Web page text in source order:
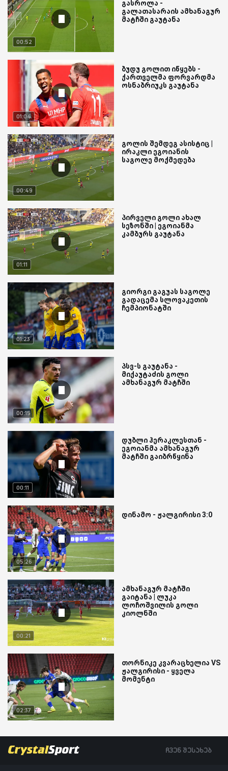
00:52
გასროლა -
გალათასარაის ამხანაგურ
მატჩში გაუტანა
01:04
ბუდუ გოლით იწყებს -
ქართველმა ფორვარდმა
ოსნაბრიუკს გაუტანა
00:49
გოლის შემდეგ ასისტიც |
ირაკლი ეგოიანის
საგოლე მოქმედება
01:11
პირველი გოლი ახალ
სეზონში | ეგოიანმა
კამბურს გაუტანა
01:23
გიორგი გაგუას საგოლე
გადაცემა სლოვაკეთის
ჩემპიონატში
00:15
პსვ-ს გაუტანა -
მიქაუტაძის გოლი
ამხანაგურ მატჩში
00:11
დუბლი ჰერაკლესთან -
ეგოიანმა ამხანაგურ
მატჩში გაიბრწყინა
05:26
დინამო - ჟალგირისი 3:0
00:21
ამხანაგურ მატჩში
გაიტანა | ლუკა
ლოჩოშვილის გოლი
კიოლნში
02:37
თორნიკე კვარაცხელია VS
ჟალგირისი - ყველა
მომენტი
ჩვენ შესახებ